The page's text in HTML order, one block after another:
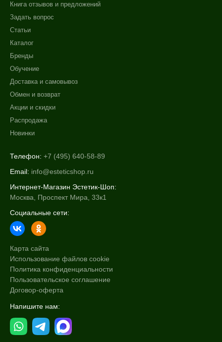
Книга отзывов и предложений
Задать вопрос
Статьи
Каталог
Бренды
Обучение
Доставка и самовывоз
Обмен и возврат
Акции и скидки
Распродажа
Новинки
Телефон: +7 (495) 640-58-89
Email: info@esteticshop.ru
Интернет-Магазин Эстетик-Шоп:
Москва, Проспект Мира, 33к1
Социальные сети:
Карта сайта
Использование файлов cookie
Политика конфиденциальности
Пользовательское соглашение
Договор-оферта
Напишите нам: